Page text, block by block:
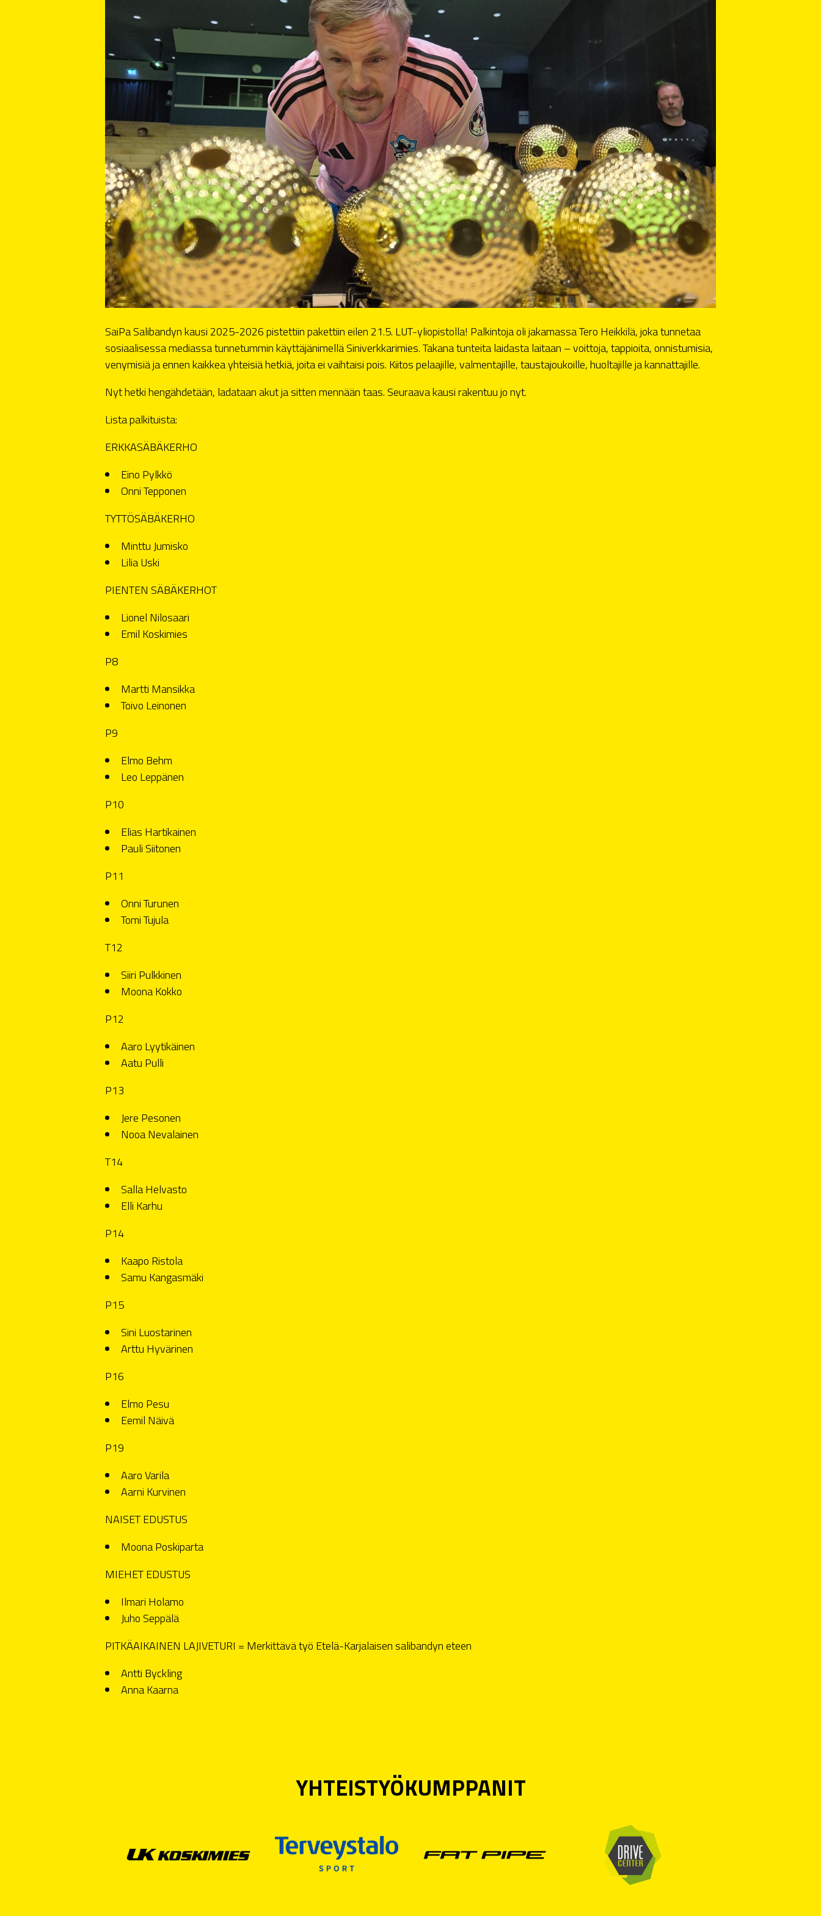
SaiPa Salibandyn kausi 2025-2026 pistettiin pakettiin eilen 21.5. LUT-yliopistolla! Palkintoja oli jakamassa Tero Heikkilä, joka tunnetaa
sosiaalisessa mediassa tunnetummin käyttäjänimellä Siniverkkarimies. Takana tunteita laidasta laitaan – voittoja, tappioita, onnistumisia,
venymisiä ja ennen kaikkea yhteisiä hetkiä, joita ei vaihtaisi pois. Kiitos pelaajille, valmentajille, taustajoukoille, huoltajille ja kannattajille.
Nyt hetki hengähdetään, ladataan akut ja sitten mennään taas. Seuraava kausi rakentuu jo nyt.
Lista palkituista:
ERKKASÄBÄKERHO
Eino Pylkkö
Onni Tepponen
TYTTÖSÄBÄKERHO
Minttu Jumisko
Lilia Uski
PIENTEN SÄBÄKERHOT
Lionel Nilosaari
Emil Koskimies
P8
Martti Mansikka
Toivo Leinonen
P9
Elmo Behm
Leo Leppänen
P10
Elias Hartikainen
Pauli Siitonen
P11
Onni Turunen
Tomi Tujula
T12
Siiri Pulkkinen
Moona Kokko
P12
Aaro Lyytikäinen
Aatu Pulli
P13
Jere Pesonen
Nooa Nevalainen
T14
Salla Helvasto
Elli Karhu
P14
Kaapo Ristola
Samu Kangasmäki
P15
Sini Luostarinen
Arttu Hyvärinen
P16
Elmo Pesu
Eemil Näivä
P19
Aaro Varila
Aarni Kurvinen
NAISET EDUSTUS
Moona Poskiparta
MIEHET EDUSTUS
Ilmari Holamo
Juho Seppälä
PITKÄAIKAINEN LAJIVETURI = Merkittävä työ Etelä-Karjalaisen salibandyn eteen
Antti Byckling
Anna Kaarna
YHTEISTYÖKUMPPANIT